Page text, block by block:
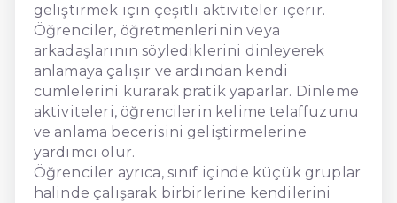
geliştirmek için çeşitli aktiviteler içerir.
Öğrenciler, öğretmenlerinin veya
arkadaşlarının söylediklerini dinleyerek
anlamaya çalışır ve ardından kendi
cümlelerini kurarak pratik yaparlar. Dinleme
aktiviteleri, öğrencilerin kelime telaffuzunu
ve anlama becerisini geliştirmelerine
yardımcı olur.
Öğrenciler ayrıca, sınıf içinde küçük gruplar
halinde çalışarak birbirlerine kendilerini